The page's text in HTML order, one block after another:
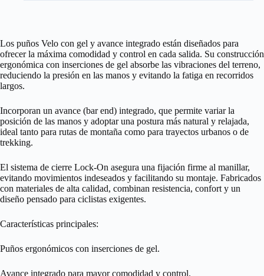
Los puños Velo con gel y avance integrado están diseñados para
ofrecer la máxima comodidad y control en cada salida. Su construcción
ergonómica con inserciones de gel absorbe las vibraciones del terreno,
reduciendo la presión en las manos y evitando la fatiga en recorridos
largos.
Incorporan un avance (bar end) integrado, que permite variar la
posición de las manos y adoptar una postura más natural y relajada,
ideal tanto para rutas de montaña como para trayectos urbanos o de
trekking.
El sistema de cierre Lock-On asegura una fijación firme al manillar,
evitando movimientos indeseados y facilitando su montaje. Fabricados
con materiales de alta calidad, combinan resistencia, confort y un
diseño pensado para ciclistas exigentes.
Características principales:
Puños ergonómicos con inserciones de gel.
Avance integrado para mayor comodidad y control.